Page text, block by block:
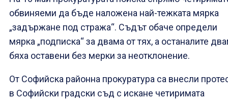
обвиняеми да бъде наложена най-тежката мярка
„задържане под стража“. Съдът обаче определи
мярка „подписка“ за двама от тях, а останалите
бяха оставени без мерки за неотклонение.
От Софийска районна прокуратура са внесли
в Софийски градски съд с искане четиримата